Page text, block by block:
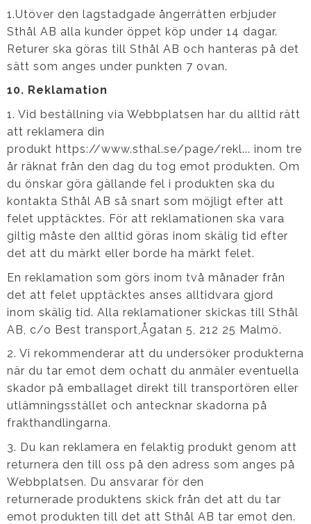
1.Utöver den lagstadgade ångerrätten erbjuder
Sthål AB alla kunder öppet köp under 14 dagar.
Returer ska göras till Sthål AB och hanteras på det
sätt som anges under punkten 7 ovan.
10. Reklamation
1. Vid beställning via Webbplatsen har du alltid rätt
att reklamera din
produkt https://www.sthal.se/page/rekl... inom tre
år räknat från den dag du tog emot produkten. Om
du önskar göra gällande fel i produkten ska du
kontakta Sthål AB så snart som möjligt efter att
felet upptäcktes. För att reklamationen ska vara
giltig måste den alltid göras inom skälig tid efter
det att du märkt eller borde ha märkt felet.
En reklamation som görs inom två månader från
det att felet upptäcktes anses alltidvara gjord
inom skälig tid. Alla reklamationer skickas till Sthål
AB, c/o Best transport,Ågatan 5, 212 25 Malmö.
2. Vi rekommenderar att du undersöker produkterna
när du tar emot dem ochatt du anmäler eventuella
skador på emballaget direkt till transportören eller
utlämningsstället och antecknar skadorna på
frakthandlingarna.
3. Du kan reklamera en felaktig produkt genom att
returnera den till oss på den adress som anges på
Webbplatsen. Du ansvarar för den
returnerade produktens skick från det att du tar
emot produkten till det att Sthål AB tar emot den.